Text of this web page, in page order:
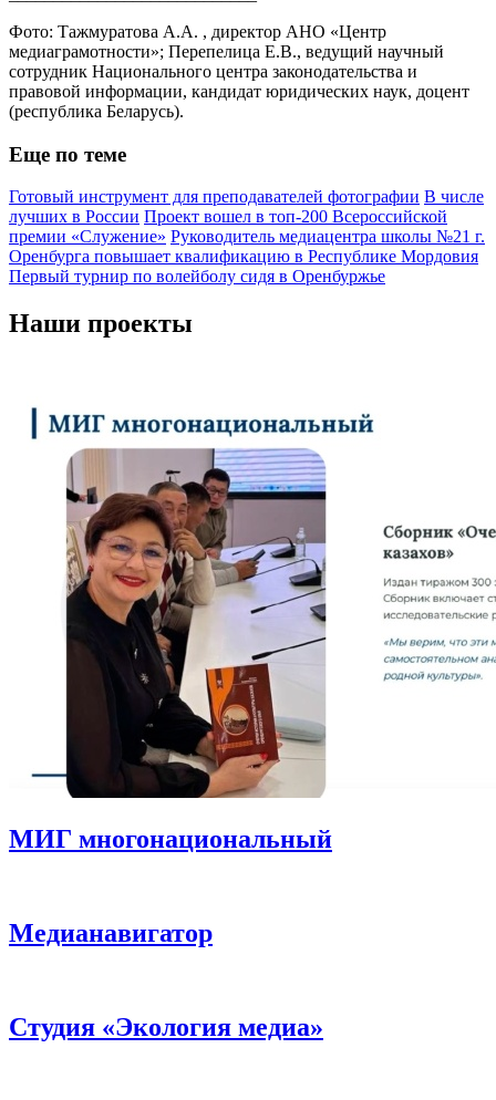
Фото: Тажмуратова А.А. , директор АНО «Центр
медиаграмотности»; Перепелица Е.В., ведущий научный
сотрудник Национального центра законодательства и
правовой информации, кандидат юридических наук, доцент
(республика Беларусь).
Еще по теме
Готовый инструмент для преподавателей фотографии В числе
лучших в России Проект вошел в топ-200 Всероссийской
премии «Служение» Руководитель медиацентра школы №21 г.
Оренбурга повышает квалификацию в Республике Мордовия
Первый турнир по волейболу сидя в Оренбуржье
Наши проекты
МИГ многонациональный
Медианавигатор
Студия «Экология медиа»